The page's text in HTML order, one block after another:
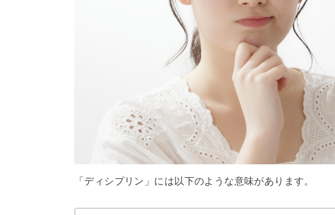
「ディシプリン」には以下のような意味があります。